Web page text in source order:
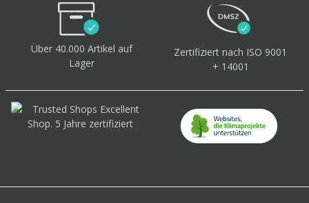
Über 40.000 Artikel auf
Lager
Zertifiziert nach ISO 9001
+ 14001